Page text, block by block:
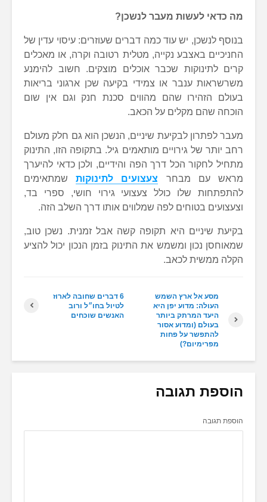
מה כדאי לעשות מעבר לנשכן?
בנוסף לנשכן, יש עוד כמה דברים שעוזרים: עיסוי עדין של
החניכיים באצבע נקייה, מטלית רטובה וקרה, או מאכלים
קרים לתינוקות שכבר אוכלים מוצקים. חשוב להימנע
משרשראות ענבר או צמידי בקיעה שכן ארגוני בריאות
בעולם הזהירו שהם מהווים סכנת חנק וגם אין שום
הוכחה שהם מקלים על הכאב.
מעבר לפתרון לבקיעת שיניים, הנשכן הוא גם חלק מעולם
רחב יותר של גירויים מותאמים גיל. בתקופה הזו, התינוק
מתחיל לחקור הכל דרך הפה והידיים, ולכן כדאי להיערך
מראש עם מבחר צעצועים לתינוקותשמתאימים
להתפתחות שלו כולל צעצועי גירוי חושי, ספרי בד,
וצעצועים בטוחים לפה שמלווים אותו דרך השלב הזה.
בקיעת שיניים היא תקופה קשה אבל זמנית. נשכן טוב,
שמאוחסן נכון ומשמש את התינוק בזמן הנכון יכול להציע
הקלה ממשית לכאב.
6 דברים שחובה לארוז
לטיול בחו״ל ורוב
האנשים שוכחים
מסע אל ארץ השמש
העולה: מדוע יפן היא
היעד המרתק ביותר
בעולם (ומדוע אסור
להתפשר על פחות
מפרימיום?)
הוספת תגובה
הוספת תגובה